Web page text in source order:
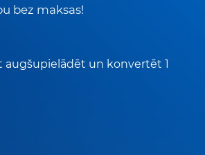
bez maksas!
augšupielādēt un konvertēt 1